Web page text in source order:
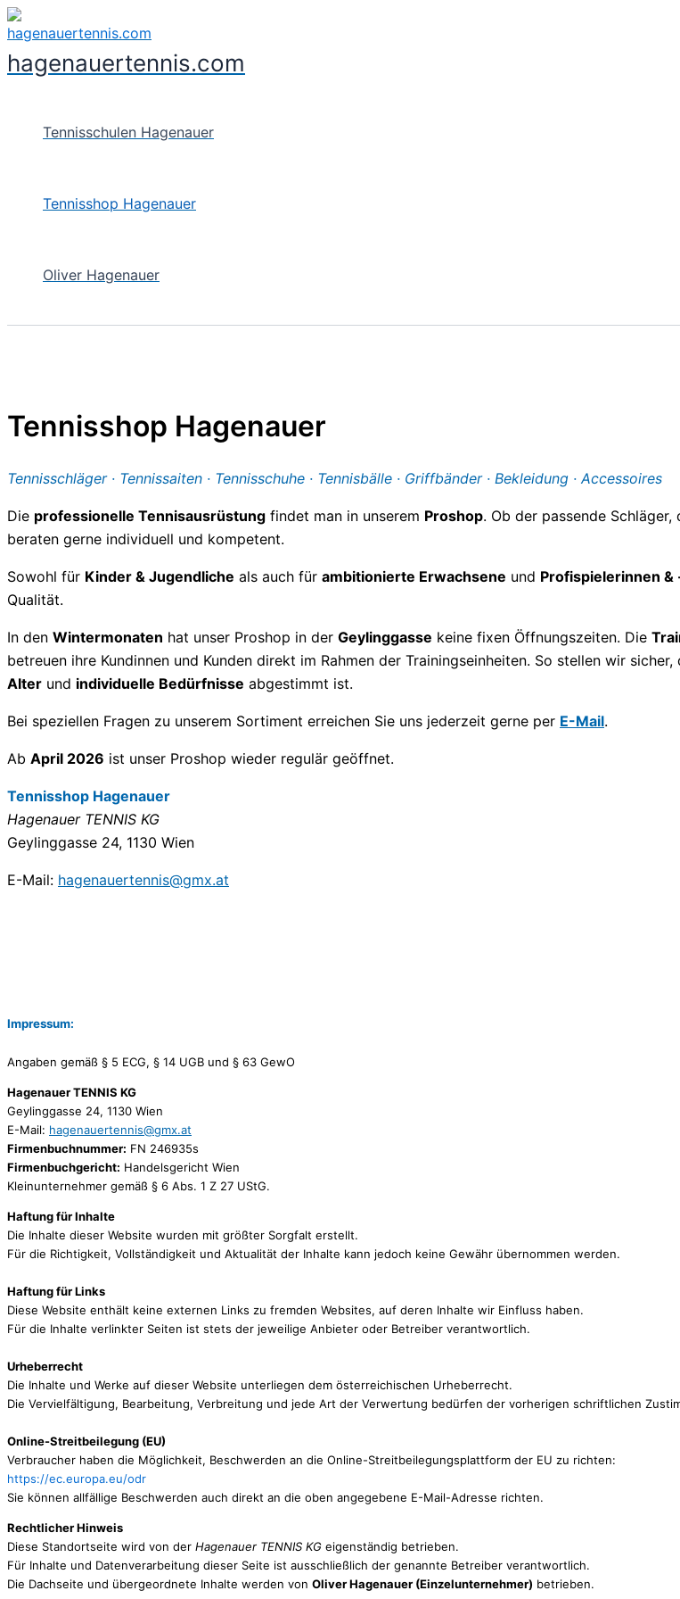
Skip
to
content
hagenauertennis.com
Tennisschulen Hagenauer
Tennisshop Hagenauer
Oliver Hagenauer
Tennisshop Hagenauer
Tennisschläger · Tennissaiten · Tennisschuhe · Tennisbälle · Griffbänder · Bekleidung · Accessoires
Die professionelle Tennisausrüstung findet man in unserem Proshop. Ob der passende
beraten gerne individuell und kompetent.
Sowohl für Kinder & Jugendliche als auch für ambitionierte Erwachsene und Profispielerinnen &
Qualität.
In den Wintermonaten hat unser Proshop in der Geylinggasse keine fixen Öffnungszeiten. Die
betreuen ihre Kundinnen und Kunden direkt im Rahmen der Trainingseinheiten. So stellen wir
Alter und individuelle Bedürfnisse abgestimmt ist.
Bei speziellen Fragen zu unserem Sortiment erreichen Sie uns jederzeit gerne per E-Mail.
Ab April 2026 ist unser Proshop wieder regulär geöffnet.
Tennisshop Hagenauer
Hagenauer TENNIS KG
Geylinggasse 24, 1130 Wien
E-Mail: hagenauertennis@gmx.at
Impressum:
Angaben gemäß § 5 ECG, § 14 UGB und § 63 GewO
Hagenauer TENNIS KG
Geylinggasse 24, 1130 Wien
E-Mail: hagenauertennis@gmx.at
Firmenbuchnummer: FN 246935s
Firmenbuchgericht: Handelsgericht Wien
Kleinunternehmer gemäß § 6 Abs. 1 Z 27 UStG.
Haftung für Inhalte
Die Inhalte dieser Website wurden mit größter Sorgfalt erstellt.
Für die Richtigkeit, Vollständigkeit und Aktualität der Inhalte kann jedoch keine Gewähr übernommen werden.
Haftung für Links
Diese Website enthält keine externen Links zu fremden Websites, auf deren Inhalte wir Einfluss haben.
Für die Inhalte verlinkter Seiten ist stets der jeweilige Anbieter oder Betreiber verantwortlich.
Urheberrecht
Die Inhalte und Werke auf dieser Website unterliegen dem österreichischen Urheberrecht.
Die Vervielfältigung, Bearbeitung, Verbreitung und jede Art der Verwertung bedürfen der vorherigen schriftlichen
Online-Streitbeilegung (EU)
Verbraucher haben die Möglichkeit, Beschwerden an die Online-Streitbeilegungsplattform der EU zu richten:
https://ec.europa.eu/odr
Sie können allfällige Beschwerden auch direkt an die oben angegebene E-Mail-Adresse richten.
Rechtlicher Hinweis
Diese Standortseite wird von der Hagenauer TENNIS KG eigenständig betrieben.
Für Inhalte und Datenverarbeitung dieser Seite ist ausschließlich der genannte Betreiber verantwortlich.
Die Dachseite und übergeordnete Inhalte werden von Oliver Hagenauer (Einzelunternehmer) betrieben.